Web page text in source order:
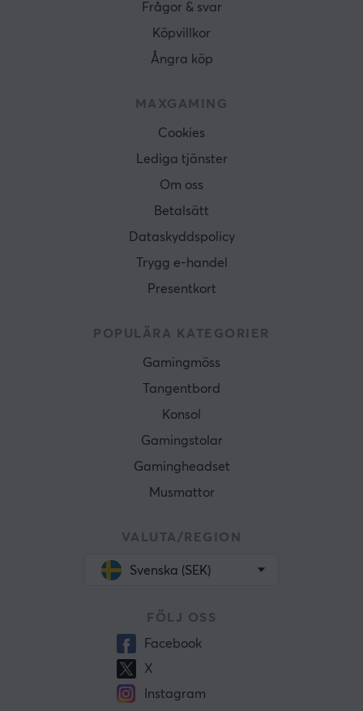
Frågor & svar
Köpvillkor
Ångra köp
MAXGAMING
Cookies
Lediga tjänster
Om oss
Betalsätt
Dataskyddspolicy
Trygg e-handel
Presentkort
POPULÄRA KATEGORIER
Gamingmöss
Tangentbord
Konsol
Gamingstolar
Gamingheadset
Musmattor
VALUTA/REGION
Svenska (SEK)
FÖLJ OSS
Facebook
X
Instagram